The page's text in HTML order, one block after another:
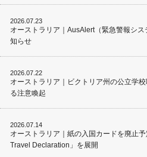
2026.07.23
オーストラリア｜AusAlert（緊急警報シ
知らせ
2026.07.22
オーストラリア｜ビクトリア州の公立学
る注意喚起
2026.07.14
オーストラリア｜紙の入国カードを廃止
Travel Declaration」を展開